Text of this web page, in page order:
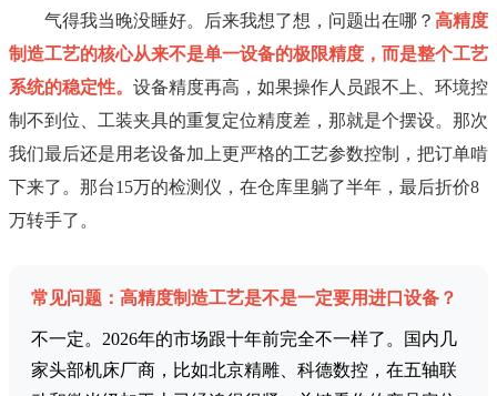
气得我当晚没睡好。后来我想了想，问题出在哪？ 高精度
制造工艺的核心从来不是单一设备的极限精度，而是整个工艺
系统的稳定性。 设备精度再高，如果操作人员跟不上、环境控
制不到位、工装夹具的重复定位精度差，那就是个摆设。那次
我们最后还是用老设备加上更严格的工艺参数控制，把订单啃
下来了。那台15万的检测仪，在仓库里躺了半年，最后折价8
万转手了。
常见问题：高精度制造工艺是不是一定要用进口设备？
不一定。2026年的市场跟十年前完全不一样了。国内几
家头部机床厂商，比如北京精雕、科德数控，在五轴联